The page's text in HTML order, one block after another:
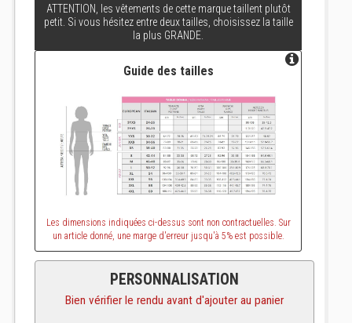
ATTENTION, les vêtements de cette marque taillent plutôt
petit. Si vous hésitez entre deux tailles, choisissez la taille
la plus GRANDE.
Guide des tailles
Les dimensions indiquées ci-dessus sont non contractuelles. Sur
un article donné, une marge d'erreur jusqu'à 5% est possible.
PERSONNALISATION
Bien vérifier le rendu avant d'ajouter au panier